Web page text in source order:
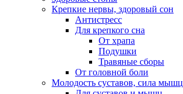
Крепкие нервы, здоровый сон
Антистресс
Для крепкого сна
От храпа
Подушки
Травяные сборы
От головной боли
Молодость суставов, сила мышц